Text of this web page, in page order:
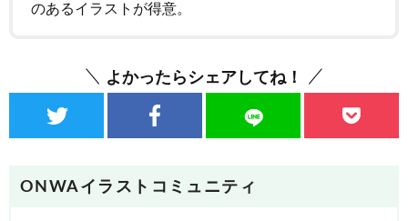
のあるイラストが得意。
よかったらシェアしてね！
ONWAイラストコミュニティ